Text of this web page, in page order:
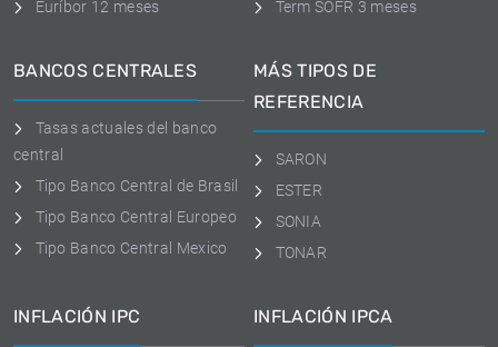
Euríbor 12 meses
Term SOFR 3 meses
BANCOS CENTRALES
Tasas actuales del banco
central
Tipo Banco Central de Brasil
Tipo Banco Central Europeo
Tipo Banco Central Mexico
MÁS TIPOS DE
REFERENCIA
SARON
ESTER
SONIA
TONAR
INFLACIÓN IPC INFLACIÓN IPCA